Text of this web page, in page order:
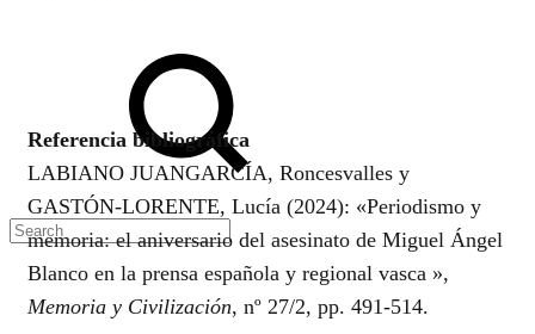
Referencia bibliográfica
LABIANO JUANGARCÍA, Roncesvalles y
GASTÓN-LORENTE, Lucía (2024): «Periodismo y
memoria: el aniversario del asesinato de Miguel Ángel
Blanco en la prensa española y regional vasca »,
Memoria y Civilización, nº 27/2, pp. 491-514.